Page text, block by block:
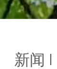
新闻 I